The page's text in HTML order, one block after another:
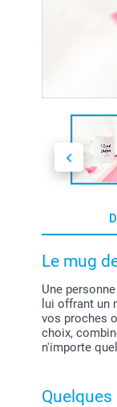
Le mug
Une
lui offrant un
vos proches
choix,
n'importe